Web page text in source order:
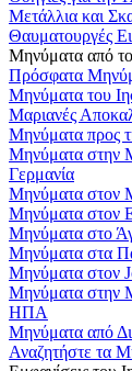
Μετάλλια και
Θαυματουργές
Μηνύματα από
Πρόσφατα
Μηνύματα του
Μαριανές
Μηνύματα προς
Μηνύματα στην
Γερμανία
Μηνύματα στον
Μηνύματα στον
Μηνύματα στο
Μηνύματα στα
Μηνύματα στον
Μηνύματα στην
ΗΠΑ
Μηνύματα από
Αναζητήστε τα